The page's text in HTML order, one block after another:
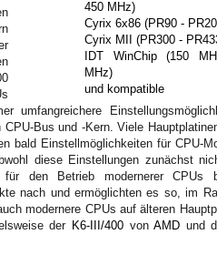
450 MHz)
Cyrix 6x86 (PR90 -
Cyrix MII
(PR300 -
IDT WinChip(150
MHz)
und kompatible
umfangreichere
Bus und -Kern. Viele
bald Einstellmöglichkeiten für CPU-
diese Einstellungen zunächst
den Betrieb modernerer CPUs
nach und ermöglichten es so, im
modernere CPUs auf älteren
der K6-III/400vonAMD und